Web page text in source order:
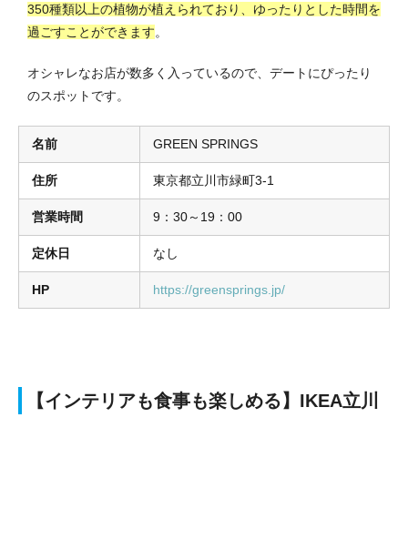
350種類以上の植物が植えられており、ゆったりとした時間を
過ごすことができます。
オシャレなお店が数多く入っているので、デートにぴったり
のスポットです。
名前 GREEN SPRINGS
住所 東京都立川市緑町3-1
営業時間 9：30～19：00
定休日 なし
HP https://greensprings.jp/
【インテリアも食事も楽しめる】IKEA立川